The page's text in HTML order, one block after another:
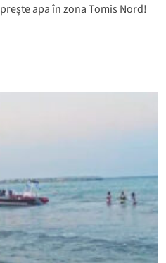
apa în zona Tomis Nord!